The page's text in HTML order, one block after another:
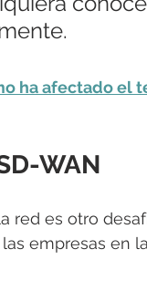
ha afectado el
WAN
red es otro
empresas en la